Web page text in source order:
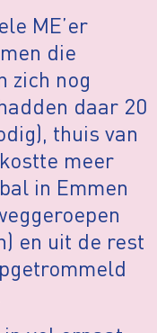
ME’er
die
zich nog
daar 20
thuis van
meer
in Emmen
en uit de rest